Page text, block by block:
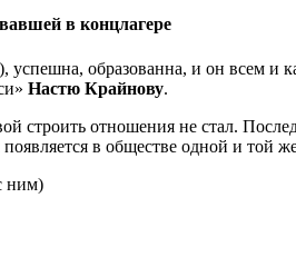
в концлагере
образованна, и он всем и
Настю Крайнову.
строить отношения не стал.
в обществе одной и той
ним)